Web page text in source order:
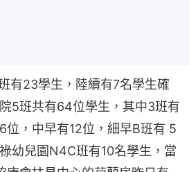
有23學生，陸續有7名學生確
5班共有64位學生，其中3班有
位，中早有12位，細早B班有 5
幼兒園N4C班有10名學生，當